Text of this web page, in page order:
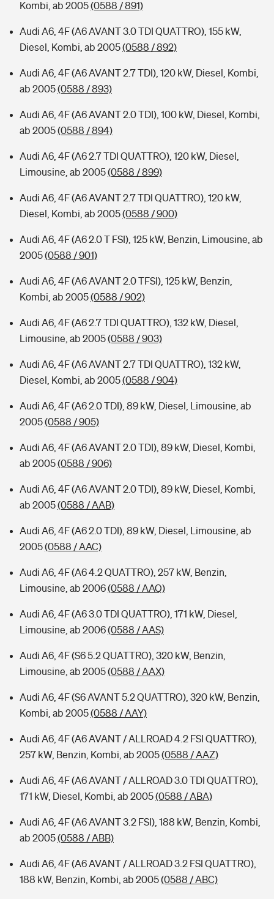
Kombi, ab 2005(0588 / 891)
Audi A6, 4F (A6 AVANT 3.0 TDI QUATTRO), 155 kW,
Diesel, Kombi, ab 2005(0588 / 892)
Audi A6, 4F (A6 AVANT 2.7 TDI), 120 kW, Diesel, Kombi,
ab 2005(0588 / 893)
Audi A6, 4F (A6 AVANT 2.0 TDI), 100 kW, Diesel, Kombi,
ab 2005(0588 / 894)
Audi A6, 4F (A6 2.7 TDI QUATTRO), 120 kW, Diesel,
Limousine, ab 2005(0588 / 899)
Audi A6, 4F (A6 AVANT 2.7 TDI QUATTRO), 120 kW,
Diesel, Kombi, ab 2005(0588 / 900)
Audi A6, 4F (A6 2.0 T FSI), 125 kW, Benzin, Limousine, ab
2005(0588 / 901)
Audi A6, 4F (A6 AVANT 2.0 TFSI), 125 kW, Benzin,
Kombi, ab 2005(0588 / 902)
Audi A6, 4F (A6 2.7 TDI QUATTRO), 132 kW, Diesel,
Limousine, ab 2005(0588 / 903)
Audi A6, 4F (A6 AVANT 2.7 TDI QUATTRO), 132 kW,
Diesel, Kombi, ab 2005(0588 / 904)
Audi A6, 4F (A6 2.0 TDI), 89 kW, Diesel, Limousine, ab
2005(0588 / 905)
Audi A6, 4F (A6 AVANT 2.0 TDI), 89 kW, Diesel, Kombi,
ab 2005(0588 / 906)
Audi A6, 4F (A6 AVANT 2.0 TDI), 89 kW, Diesel, Kombi,
ab 2005(0588 / AAB)
Audi A6, 4F (A6 2.0 TDI), 89 kW, Diesel, Limousine, ab
2005(0588 / AAC)
Audi A6, 4F (A6 4.2 QUATTRO), 257 kW, Benzin,
Limousine, ab 2006(0588 / AAQ)
Audi A6, 4F (A6 3.0 TDI QUATTRO), 171 kW, Diesel,
Limousine, ab 2006(0588 / AAS)
Audi A6, 4F (S6 5.2 QUATTRO), 320 kW, Benzin,
Limousine, ab 2005(0588 / AAX)
Audi A6, 4F (S6 AVANT 5.2 QUATTRO), 320 kW, Benzin,
Kombi, ab 2005(0588 / AAY)
Audi A6, 4F (A6 AVANT / ALLROAD 4.2 FSI QUATTRO),
257 kW, Benzin, Kombi, ab 2005(0588 / AAZ)
Audi A6, 4F (A6 AVANT / ALLROAD 3.0 TDI QUATTRO),
171 kW, Diesel, Kombi, ab 2005(0588 / ABA)
Audi A6, 4F (A6 AVANT 3.2 FSI), 188 kW, Benzin, Kombi,
ab 2005(0588 / ABB)
Audi A6, 4F (A6 AVANT / ALLROAD 3.2 FSI QUATTRO),
188 kW, Benzin, Kombi, ab 2005(0588 / ABC)